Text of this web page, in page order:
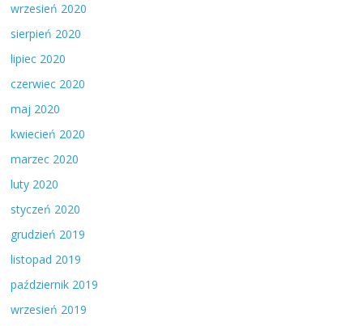
wrzesień 2020
sierpień 2020
lipiec 2020
czerwiec 2020
maj 2020
kwiecień 2020
marzec 2020
luty 2020
styczeń 2020
grudzień 2019
listopad 2019
październik 2019
wrzesień 2019